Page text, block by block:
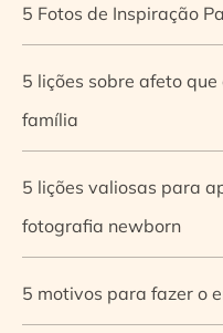
5 Fotos de Inspiração
5 lições sobre afeto
família
5 lições valiosas para
fotografia newborn
5 motivos para fazer o